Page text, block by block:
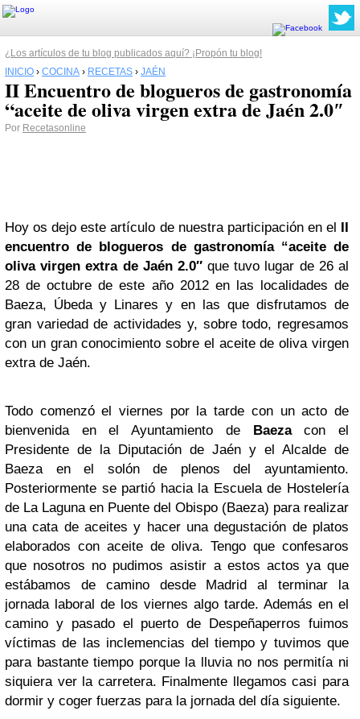
¿Los artículos de tu blog publicados aquí? ¡Propón tu blog!
INICIO › COCINA › RECETAS › JAÉN
II Encuentro de blogueros de gastronomía
“aceite de oliva virgen extra de Jaén 2.0″
Por Recetasonline
Hoy os dejo este artículo de nuestra participación en el II
encuentro de blogueros de gastronomía “aceite de
oliva virgen extra de Jaén 2.0″que tuvo lugar de 26 al
28 de octubre de este año 2012 en las localidades de
Baeza, Úbeda y Linares y en las que disfrutamos de
gran variedad de actividades y, sobre todo, regresamos
con un gran conocimiento sobre el aceite de oliva virgen
extra de Jaén.
Todo comenzó el viernes por la tarde con un acto de
bienvenida en el Ayuntamiento de Baezacon el
Presidente de la Diputación de Jaén y el Alcalde de
Baeza en el solón de plenos del ayuntamiento.
Posteriormente se partió hacia la Escuela de Hostelería
de La Laguna en Puente del Obispo (Baeza) para realizar
una cata de aceites y hacer una degustación de platos
elaborados con aceite de oliva. Tengo que confesaros
que nosotros no pudimos asistir a estos actos ya que
estábamos de camino desde Madrid al terminar la
jornada laboral de los viernes algo tarde. Además en el
camino y pasado el puerto de Despeñaperros fuimos
víctimas de las inclemencias del tiempo y tuvimos que
para bastante tiempo porque la lluvia no nos permitía ni
siquiera ver la carretera. Finalmente llegamos casi para
dormir y coger fuerzas para la jornada del día siguiente.